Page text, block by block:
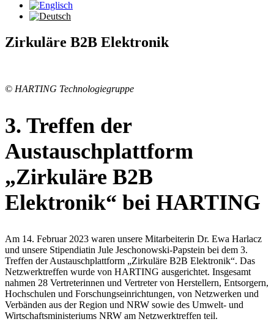
Zirkuläre B2B Elektronik
© HARTING Technologiegruppe
3. Treffen der
Austauschplattform
„Zirkuläre B2B
Elektronik“ bei HARTING
Am 14. Februar 2023 waren unsere Mitarbeiterin Dr. Ewa Harlacz
und unsere Stipendiatin Jule Jeschonowski-Papstein bei dem 3.
Treffen der Austauschplattform „Zirkuläre B2B Elektronik“. Das
Netzwerktreffen wurde von HARTING ausgerichtet. Insgesamt
nahmen 28 Vertreterinnen und Vertreter von Herstellern, Entsorgern,
Hochschulen und Forschungseinrichtungen, von Netzwerken und
Verbänden aus der Region und NRW sowie des Umwelt- und
Wirtschaftsministeriums NRW am Netzwerktreffen teil.